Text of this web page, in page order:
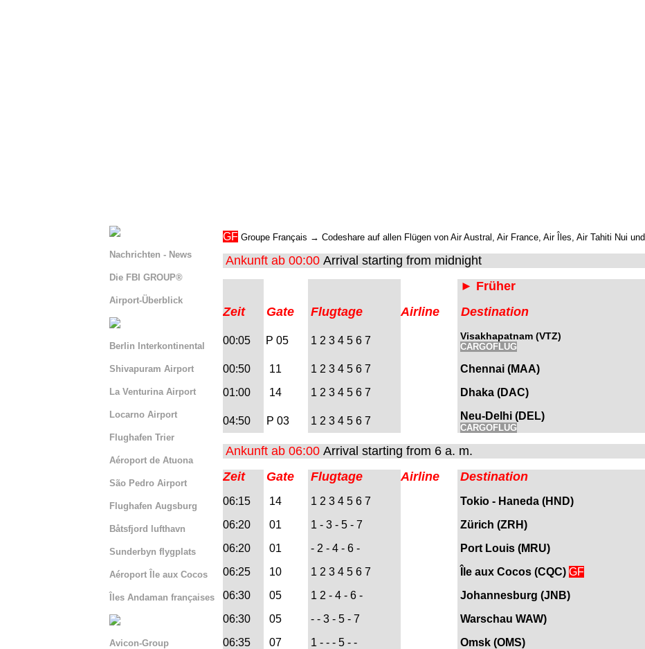
Nachrichten - News
Die FBI GROUP®
Airport-Überblick
Berlin Interkontinental
Shivapuram Airport
La Venturina Airport
Locarno Airport
Flughafen Trier
Aéroport de Atuona
São Pedro Airport
Flughafen Augsburg
Båtsfjord lufthavn
Sunderbyn flygplats
Aéroport Île aux Cocos
Îles Andaman françaises
Avicon-Group
GF Groupe Français → Codeshare auf allen Flügen von Air Austral, Air France, Air Îles, Air Tahiti Nui und
Ankunft ab 00:00 Arrival starting from midnight
► Früher
Zeit
Gate Flugtage Airline Destination
00:05 P 05 1 2 3 4 5 6 7 Visakhapatnam (VTZ)
CARGOFLUG
00:50 11 1 2 3 4 5 6 7 Chennai (MAA)
01:00
14 1 2 3 4 5 6 7 Dhaka (DAC)
04:50 P 03 1 2 3 4 5 6 7 Neu-Delhi (DEL)
CARGOFLUG
Ankunft ab 06:00 Arrival starting from 6 a. m.
Zeit
Gate Flugtage Airline Destination
06:15 14 1 2 3 4 5 6 7 Tokio - Haneda (HND)
06:20
01 1 - 3 - 5 - 7 Zürich (ZRH)
06:20
01 - 2 - 4 - 6 - Port Louis (MRU)
06:25
10 1 2 3 4 5 6 7 Île aux Cocos (CQC) GF
06:30
05 1 2 - 4 - 6 - Johannesburg (JNB)
06:30
05 - - 3 - 5 - 7 Warschau WAW)
06:35
07 1 - - - 5 - - Omsk (OMS)